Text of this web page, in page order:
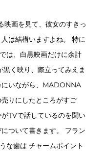
画を見て、彼女のすきっ
は結構いますよね。 特に
は、白黒映画だけに余計
く映り、際立ってみえま
にいながら、MADONNA
りにしたところがすご
TVで話しているのを聞い
ついて書きます。 フラン
な歯は チャームポイント